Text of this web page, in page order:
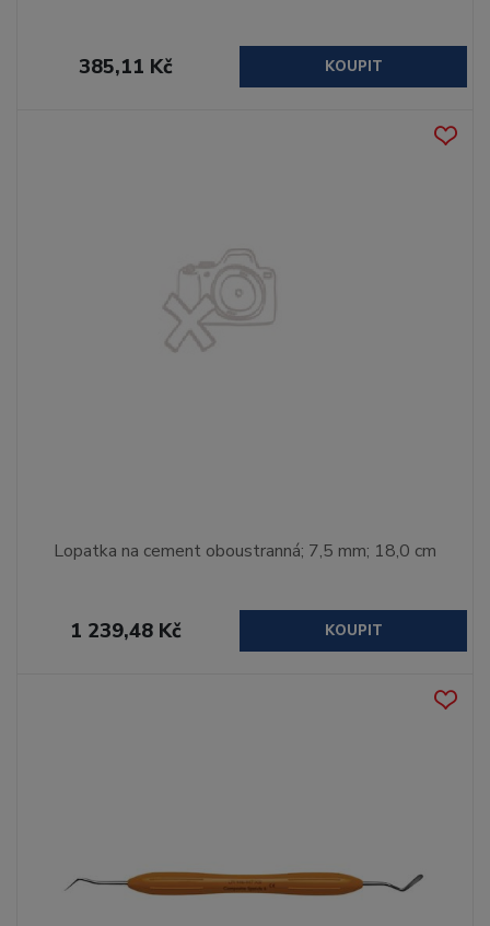
385,11 Kč KOUPIT
Lopatka na cement oboustranná; 7,5 mm; 18,0 cm
1 239,48 Kč KOUPIT